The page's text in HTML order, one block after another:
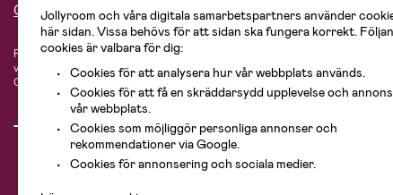
Om oss
På Jollyroom.se hittar du ett stort utbud av produkter för barnfamiljen.
vårt sortiment hittar du barnvagnar, bilstolar, kläder för barn och baby,
Cosi, Baby Jogger, BabyBjörn, Didriksons, KidKraft, Ergobaby, Philips
Jollyroom och våra digitala samarbetspartners använder
här sidan. Vissa behövs för att sidan ska fungera korrekt.
cookies är valbara för dig:
Cookies för att analysera hur vår webbplats används.
Cookies för att få en skräddarsydd upplevelse och
vår webbplats.
Cookies som möjliggör personliga annonser och
rekommendationer via Google.
Cookies för annonsering och sociala medier.